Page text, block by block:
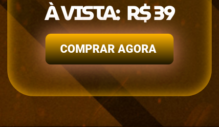
À VISTA: R$ 39
COMPRAR AGORA